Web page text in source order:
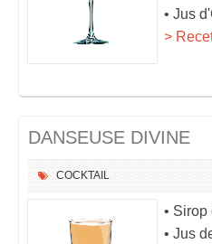
• Jus
>
DANSEUSE DIVINE
COCKTAIL
•
• Jus